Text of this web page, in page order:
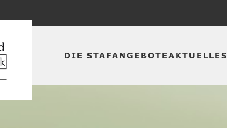
DIE STAFANGEBOTEAKTUELLES